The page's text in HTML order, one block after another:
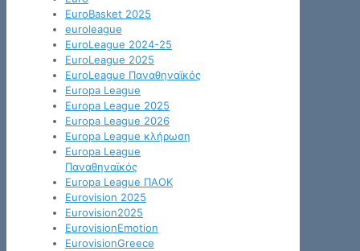
EuroBasket 2025
euroleague
EuroLeague 2024-25
EuroLeague 2025
EuroLeague Παναθηναϊκός
Europa League
Europa League 2025
Europa League 2026
Europa League κλήρωση
Europa League
Παναθηναϊκός
Europa League ΠΑΟΚ
Eurovision 2025
Eurovision2025
EurovisionEmotion
EurovisionGreece